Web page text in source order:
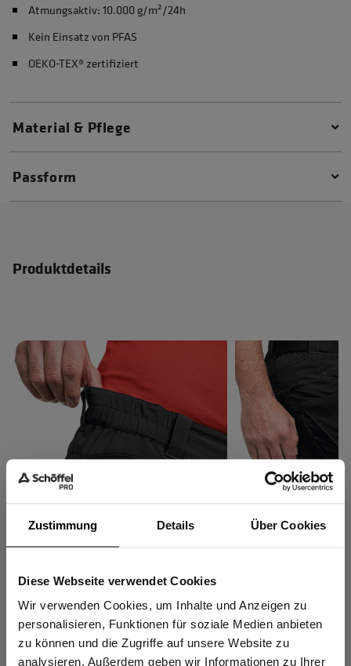
Zustimmung Details Über Cookies
Diese Webseite verwendet Cookies
Wir verwenden Cookies, um Inhalte und Anzeigen zu
personalisieren, Funktionen für soziale Medien anbieten
zu können und die Zugriffe auf unsere Website zu
analysieren. Außerdem geben wir Informationen zu Ihrer
Atmungsaktiv: 10.000 g/m²/24h
Kein Einsatz von PFAS
OEKO-TEX® zertifiziert
Material & Pflege
Passform
Produktdetails
Elastischer Komfortbund
Regulierung des
Sind Sie
Gewerbetreibender?
Ich bestätige, dass ich Gewerbetreibender bin. Alle